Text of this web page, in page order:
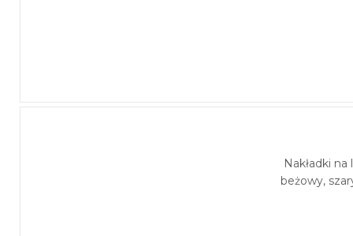
Nakładki
beżowy,